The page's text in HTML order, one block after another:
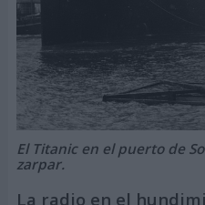
El Titanic en el puerto de
zarpar.
La radio en el